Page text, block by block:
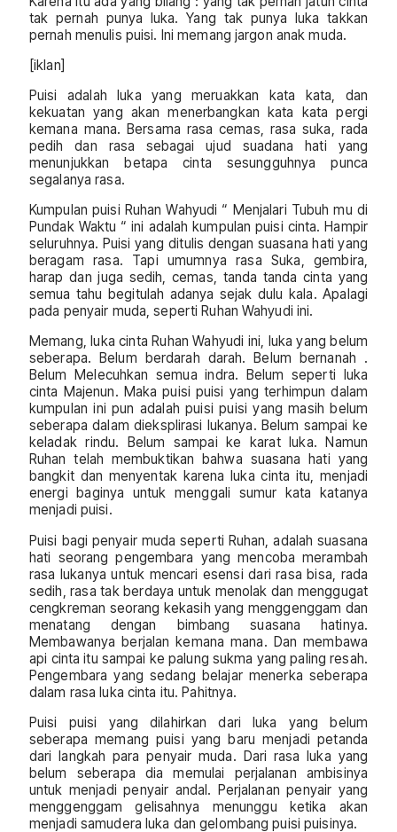
tak pernah punya luka. Yang tak punya luka takkan
pernah menulis puisi. Ini memang jargon anak muda.
[iklan]
Puisi adalah luka yang meruakkan kata kata, dan
kekuatan yang akan menerbangkan kata kata pergi
kemana mana. Bersama rasa cemas, rasa suka, rada
pedih dan rasa sebagai ujud suadana hati yang
menunjukkan betapa cinta sesungguhnya punca
segalanya rasa.
Kumpulan puisi Ruhan Wahyudi “ Menjalari Tubuh mu di
Pundak Waktu “ ini adalah kumpulan puisi cinta. Hampir
seluruhnya. Puisi yang ditulis dengan suasana hati yang
beragam rasa. Tapi umumnya rasa Suka, gembira,
harap dan juga sedih, cemas, tanda tanda cinta yang
semua tahu begitulah adanya sejak dulu kala. Apalagi
pada penyair muda, seperti Ruhan Wahyudi ini.
Memang, luka cinta Ruhan Wahyudi ini, luka yang belum
seberapa. Belum berdarah darah. Belum bernanah .
Belum Melecuhkan semua indra. Belum seperti luka
cinta Majenun. Maka puisi puisi yang terhimpun dalam
kumpulan ini pun adalah puisi puisi yang masih belum
seberapa dalam dieksplirasi lukanya. Belum sampai ke
keladak rindu. Belum sampai ke karat luka. Namun
Ruhan telah membuktikan bahwa suasana hati yang
bangkit dan menyentak karena luka cinta itu, menjadi
energi baginya untuk menggali sumur kata katanya
menjadi puisi.
Puisi bagi penyair muda seperti Ruhan, adalah suasana
hati seorang pengembara yang mencoba merambah
rasa lukanya untuk mencari esensi dari rasa bisa, rada
sedih, rasa tak berdaya untuk menolak dan menggugat
cengkreman seorang kekasih yang menggenggam dan
menatang dengan bimbang suasana hatinya.
Membawanya berjalan kemana mana. Dan membawa
api cinta itu sampai ke palung sukma yang paling resah.
Pengembara yang sedang belajar menerka seberapa
dalam rasa luka cinta itu. Pahitnya.
Puisi puisi yang dilahirkan dari luka yang belum
seberapa memang puisi yang baru menjadi petanda
dari langkah para penyair muda. Dari rasa luka yang
belum seberapa dia memulai perjalanan ambisinya
untuk menjadi penyair andal. Perjalanan penyair yang
menggenggam gelisahnya menunggu ketika akan
menjadi samudera luka dan gelombang puisi puisinya.